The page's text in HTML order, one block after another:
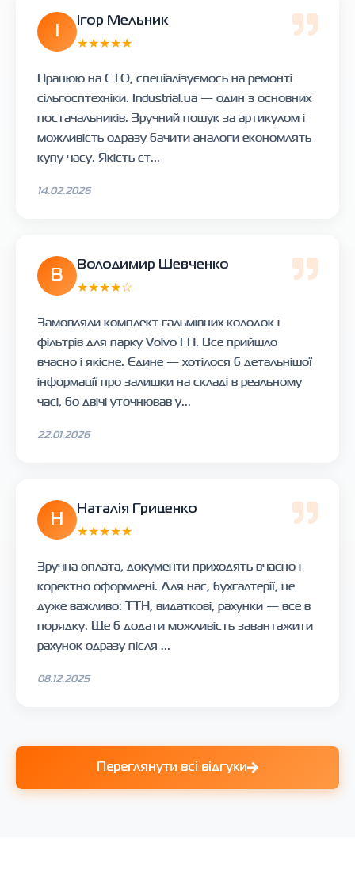
Ігор Мельник
★★★★★
Працюю на СТО, спеціалізуємось на ремонті
сільгосптехніки. Industrial.ua — один з основних
постачальників. Зручний пошук за артикулом і
можливість одразу бачити аналоги економлять
купу часу. Якість ст...
14.02.2026
В
Володимир Шевченко
★★★★☆
Замовляли комплект гальмівних колодок і
фільтрів для парку Volvo FH. Все прийшло
вчасно і якісне. Єдине — хотілося б детальнішої
інформації про залишки на складі в реальному
часі, бо двічі уточнював у...
22.01.2026
Н
Наталія Гриценко
★★★★★
Зручна оплата, документи приходять вчасно і
коректно оформлені. Для нас, бухгалтерії, це
дуже важливо: ТТН, видаткові, рахунки — все в
порядку. Ще б додати можливість завантажити
рахунок одразу після ...
08.12.2025
Переглянути всі відгуки